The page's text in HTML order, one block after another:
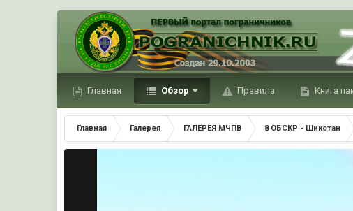
Главная Обзор Правила Книга
Главная Галерея ГАЛЕРЕЯ МЧПВ 8 ОБСКР - Шикотан